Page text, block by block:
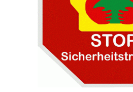
---- Mitarbeitende
-- Unterrichtsorganisation
---- Tagesablauf
Unterricht